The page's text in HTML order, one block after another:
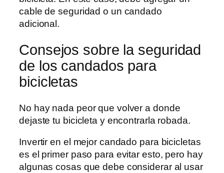
cable de seguridad o un candado
adicional.
Consejos sobre la seguridad
de los candados para
bicicletas
No hay nada peor que volver a donde
dejaste tu bicicleta y encontrarla robada.
Invertir en el mejor candado para bicicletas
es el primer paso para evitar esto, pero hay
algunas cosas que debe considerar al usar